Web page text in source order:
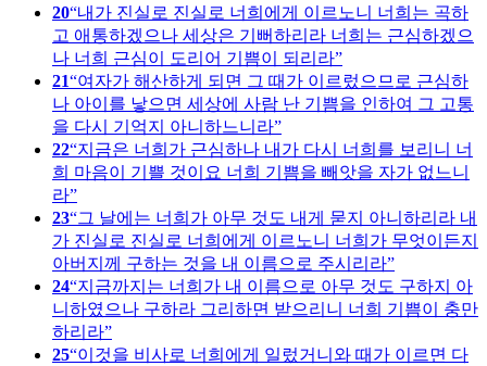
20 내가 진실로 진실로 너희에게 이르노니 너희는 곡하
고 애통하겠으나 세상은 기뻐하리라 너희는 근심하겠으
나 너희 근심이 도리어 기쁨이 되리라
21 여자가 해산하게 되면 그 때가 이르렀으므로 근심하
나 아이를 낳으면 세상에 사람 난 기쁨을 인하여 그 고통
을 다시 기억지 아니하느니라
22 지금은 너희가 근심하나 내가 다시 너희를 보리니 너
희 마음이 기쁠 것이요 너희 기쁨을 빼앗을 자가 없느니
라
23 그 날에는 너희가 아무 것도 내게 묻지 아니하리라 내
가 진실로 진실로 너희에게 이르노니 너희가 무엇이든지
아버지께 구하는 것을 내 이름으로 주시리라
24 지금까지는 너희가 내 이름으로 아무 것도 구하지 아
니하였으나 구하라 그리하면 받으리니 너희 기쁨이 충만
하리라
25 이것을 비사로 너희에게 일렀거니와 때가 이르면 다